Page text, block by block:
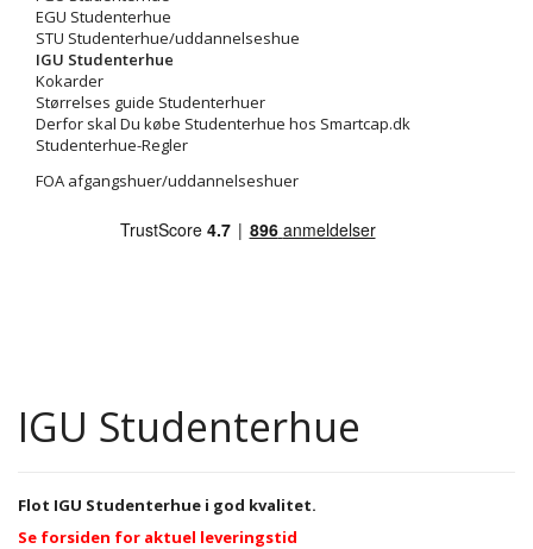
EGU Studenterhue
STU Studenterhue/uddannelseshue
IGU Studenterhue
Kokarder
Størrelses guide Studenterhuer
Derfor skal Du købe Studenterhue hos Smartcap.dk
Studenterhue-Regler
FOA afgangshuer/uddannelseshuer
IGU Studenterhue
Flot IGU Studenterhue i god kvalitet.
Se forsiden for aktuel leveringstid